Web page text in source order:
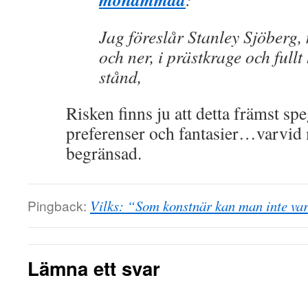
Jag föreslår Stanley
och ner, i prästkrage och
stånd,
Risken finns ju att detta främst
preferenser och fantasier…varvid
begränsad.
Pingback: Vilks: “Som konstnär kan man inte
Lämna ett svar